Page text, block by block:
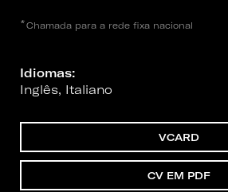
* Chamada para a rede fixa nacional
Idiomas:
Inglês, Italiano
VCARD
CV EM PDF